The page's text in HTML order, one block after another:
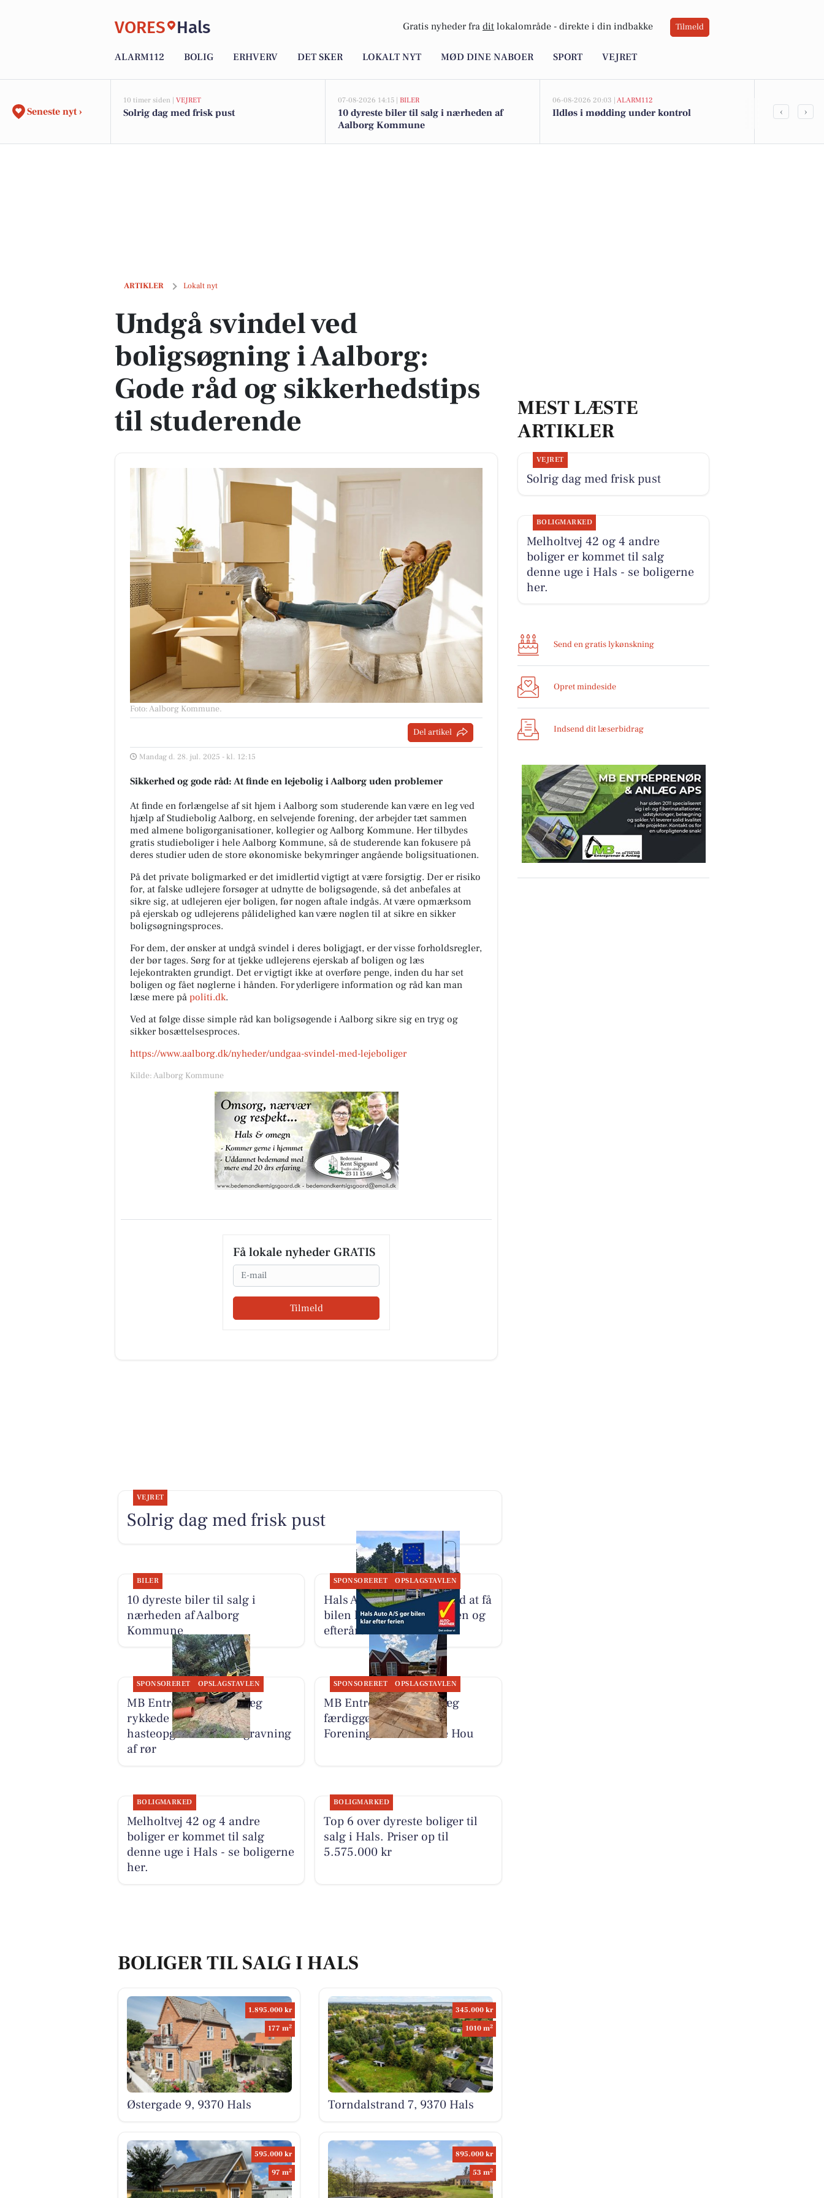
VORES Hals Gratis nyheder fra dit lokalområde - direkte i din indbakke Tilmeld
ALARM112 BOLIG ERHVERV DET SKER LOKALT NYT MØD DINE NABOER SPORT VEJRET
Seneste nyt ›
10 timer siden | VEJRET
Solrig dag med frisk pust
07-08-2026 14:15 | BILER
10 dyreste biler til salg i nærheden af
Aalborg Kommune
06-08-2026 20:03 | ALARM112
Ildløs i mødding under kontrol
Melholtvej
‹ ›
ARTIKLER Lokalt nyt
Undgå svindel ved boligsøgning i Aalborg: Gode råd og sikkerhedstips til studerende
Undgå svindel ved
boligsøgning i Aalborg:
Gode råd og sikkerhedstips
til studerende
Foto: Aalborg Kommune.
Del artikel
Mandag d. 28. jul. 2025 - kl. 12:15
Sikkerhed og gode råd: At finde en lejebolig i Aalborg uden problemer
At finde en forlængelse af sit hjem i Aalborg som studerende kan være en leg ved
hjælp af Studiebolig Aalborg, en selvejende forening, der arbejder tæt sammen
med almene boligorganisationer, kollegier og Aalborg Kommune. Her tilbydes
gratis studieboliger i hele Aalborg Kommune, så de studerende kan fokusere på
deres studier uden de store økonomiske bekymringer angående boligsituationen.
På det private boligmarked er det imidlertid vigtigt at være forsigtig. Der er risiko
for, at falske udlejere forsøger at udnytte de boligsøgende, så det anbefales at
sikre sig, at udlejeren ejer boligen, før nogen aftale indgås. At være opmærksom
på ejerskab og udlejerens pålidelighed kan være nøglen til at sikre en sikker
boligsøgningsproces.
For dem, der ønsker at undgå svindel i deres boligjagt, er der visse forholdsregler,
der bør tages. Sørg for at tjekke udlejerens ejerskab af boligen og læs
lejekontrakten grundigt. Det er vigtigt ikke at overføre penge, inden du har set
boligen og fået nøglerne i hånden. For yderligere information og råd kan man
læse mere på politi.dk.
Ved at følge disse simple råd kan boligsøgende i Aalborg sikre sig en tryg og
sikker bosættelsesproces.
https://www.aalborg.dk/nyheder/undgaa-svindel-med-lejeboliger
Kilde: Aalborg Kommune
Få lokale nyheder GRATIS
Email
Tilmeld
MEST LÆSTE
ARTIKLER
VEJRET
Solrig dag med frisk pust
BOLIGMARKED
Melholtvej 42 og 4 andre
boliger er kommet til salg
denne uge i Hals - se boligerne
her.
Send en gratis lykønskning
Opret mindeside
Indsend dit læserbidrag
VEJRET
Solrig dag med frisk pust
BILER
10 dyreste biler til salg i
nærheden af Aalborg
Kommune
SPONSORERET OPSLAGSTAVLEN
Hals Auto A/S hjælper med at få
bilen klar til sensommeren og
efteråret
SPONSORERET OPSLAGSTAVLEN
MB Entreprenør & Anlæg
rykkede hurtigt ud til
hasteopgave med nedgravning
af rør
SPONSORERET OPSLAGSTAVLEN
MB Entreprenør & Anlæg
færdiggør projekt for
Foreningen Fantastiske Hou
BOLIGMARKED
Melholtvej 42 og 4 andre
boliger er kommet til salg
denne uge i Hals - se boligerne
her.
BOLIGMARKED
Top 6 over dyreste boliger til
salg i Hals. Priser op til
5.575.000 kr
BOLIGER TIL SALG I HALS
1.895.000 kr
177 m2
Østergade 9, 9370 Hals
345.000 kr
1010 m2
Torndalstrand 7, 9370 Hals
595.000 kr
97 m2
895.000 kr
53 m2